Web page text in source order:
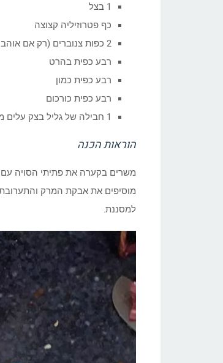
1 בצל
כף פטרוזיליה קצוצה
2 כפות צנוברים (רק אם אוהבים)
רבע כפית בהרט
רבע כפית כמון
רבע כפית כורכום
1 חבילה של גליל בצק עלים מרודד מופשר
הוראות הכנה
משרים בקערה את פתיתי הסויה עם 2 כוסות מים רותחים.
למסננת.